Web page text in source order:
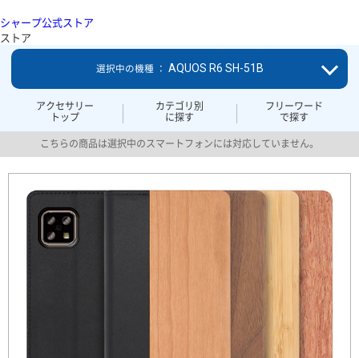
シャープ公式ストア
ストア
アクセサリー
トップ
カテゴリ別
に探す
フリーワード
で探す
選択中の機種 ： AQUOS R6 SH-51B
こちらの商品は選択中のスマートフォンには対応していません。